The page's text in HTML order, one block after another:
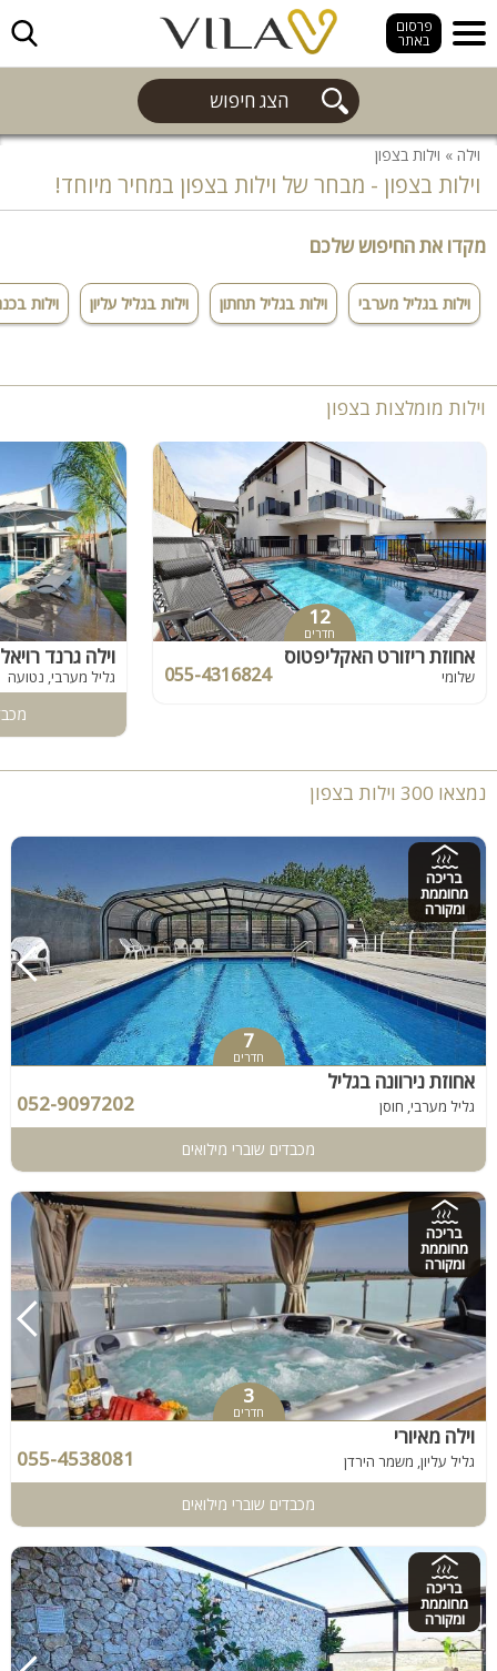
פרסום
באתר
הצג חיפוש
חפש
וילה » וילות בצפון
וילות בצפון - מבחר של וילות בצפון במחיר מיוחד!
מקדו את החיפוש שלכם
וילות בגליל מערבי וילות בגליל תחתון וילות בגליל עליון וילות
וילות מומלצות בצפון
12
חדרים
אחוזת ריזורט האקליפטוס
שלומי 055-4316824
וילה גרנד רויאל
גליל מערבי, נטועה
נמצאו 300 וילות בצפון
בריכה
מחוממת
ומקורה
7
חדרים
אחוזת נירוונה בגליל
גליל מערבי, חוסן 052-9097202
מכבדים שוברי מילואים
בריכה
מחוממת
ומקורה
3
חדרים
וילה מאיורי
גליל עליון, משמר הירדן 055-4538081
מכבדים שוברי מילואים
בריכה
מחוממת
ומקורה